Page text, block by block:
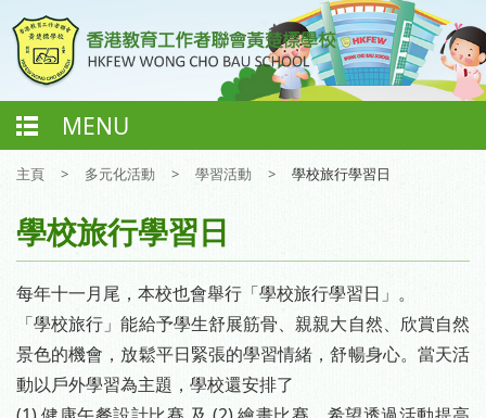
MENU
主頁 > 多元化活動 > 學習活動 > 學校旅行學習日
學校旅行學習日
每年十一月尾，本校也會舉行「學校旅行學習日」。
「學校旅行」能給予學生舒展筋骨、親親大自然、欣賞自然
景色的機會，放鬆平日緊張的學習情緒，舒暢身心。當天活
動以戶外學習為主題，學校還安排了